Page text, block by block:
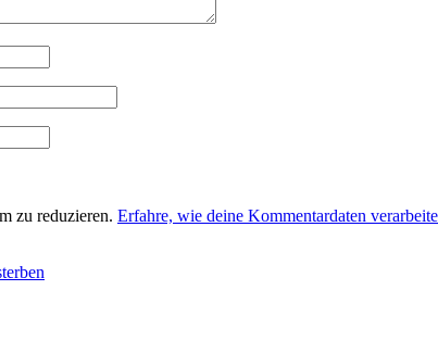
zu reduzieren. Erfahre, wie deine Kommentardaten